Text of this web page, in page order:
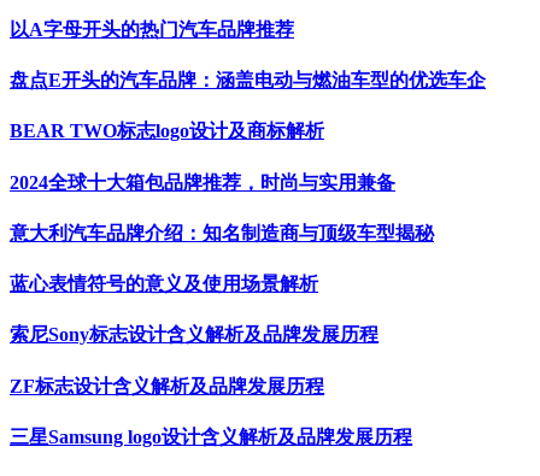
以A字母开头的热门汽车品牌推荐
盘点E开头的汽车品牌：涵盖电动与燃油车型的优选车企
BEAR TWO标志logo设计及商标解析
2024全球十大箱包品牌推荐，时尚与实用兼备
意大利汽车品牌介绍：知名制造商与顶级车型揭秘
蓝心表情符号的意义及使用场景解析
索尼Sony标志设计含义解析及品牌发展历程
ZF标志设计含义解析及品牌发展历程
三星Samsung logo设计含义解析及品牌发展历程